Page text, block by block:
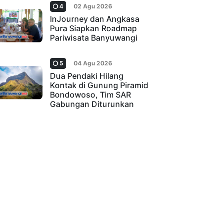
4 02 Agu 2026
InJourney dan Angkasa
Pura Siapkan Roadmap
Pariwisata Banyuwangi
5 04 Agu 2026
Dua Pendaki Hilang
Kontak di Gunung Piramid
Bondowoso, Tim SAR
Gabungan Diturunkan